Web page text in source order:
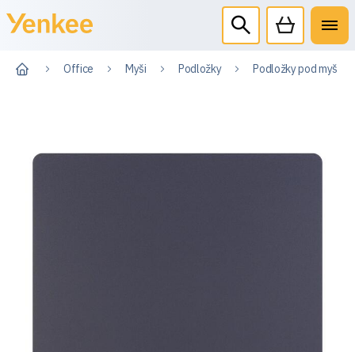
Office Myši Podložky Podložky pod myš